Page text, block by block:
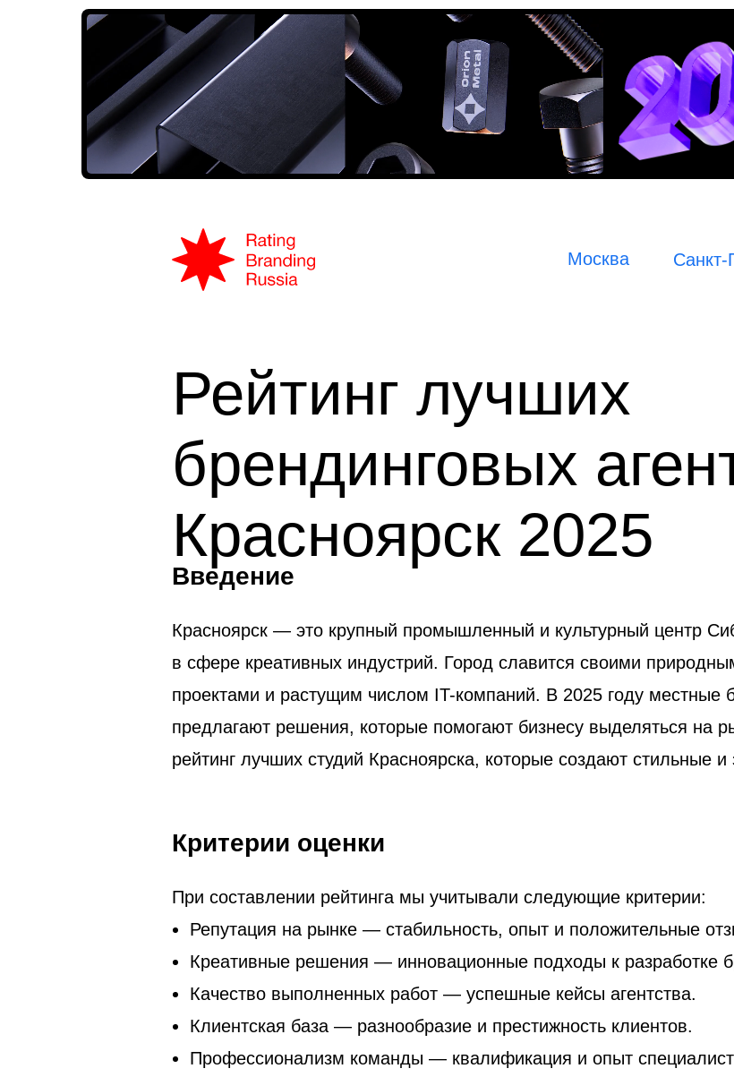
Санкт-
Москва
Рейтинг лучших
брендинговых
Красноярск 2025
Введение
Красноярск — это крупный промышленный и культурный центр
в сфере креативных индустрий. Город славится своими
проектами и растущим числом IT-компаний. В 2025 году местные
предлагают решения, которые помогают бизнесу выделяться на
рейтинг лучших студий Красноярска, которые создают стильные
Критерии оценки
При составлении рейтинга мы учитывали следующие критерии:
Репутация на рынке — стабильность, опыт и положительные
Креативные решения — инновационные подходы к разработке
Качество выполненных работ — успешные кейсы агентства.
Клиентская база — разнообразие и престижность клиентов.
Профессионализм команды — квалификация и опыт